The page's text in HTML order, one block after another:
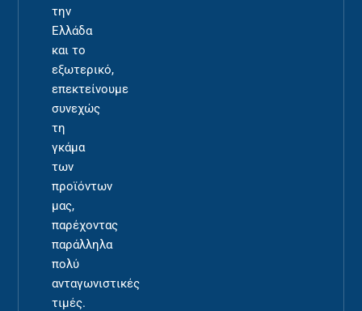
την
Ελλάδα
και το
εξωτερικό,
επεκτείνουμε
συνεχώς
τη
γκάμα
των
προϊόντων
μας,
παρέχοντας
παράλληλα
πολύ
ανταγωνιστικές
τιμές.